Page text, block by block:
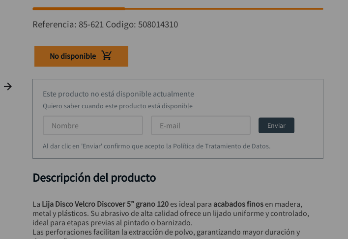
Referencia: 85-621 Codigo: 508014310
No disponible
Este producto no está disponible actualmente
Quiero saber cuando este producto está disponible
Enviar
Al dar clic en 'Enviar' confirmo que acepto la Política de Tratamiento de Datos.
Descripción del producto
La Lija Disco Velcro Discover 5” grano 120 es ideal para acabados finos en madera,
metal y plásticos. Su abrasivo de alta calidad ofrece un lijado uniforme y controlado,
ideal para etapas previas al pintado o barnizado.
Las perforaciones facilitan la extracción de polvo, garantizando mayor duración y